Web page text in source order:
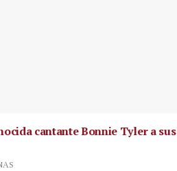
cantanteBonnie Tyler a sus